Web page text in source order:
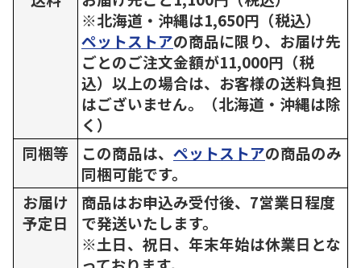
※北海道・沖縄は1,650円（税込）
ペットストアの商品に限り、お届け先
ごとのご注文金額が11,000円（税
込）以上の場合は、お客様の送料負担
はございません。（北海道・沖縄は除
く）
同梱等
この商品は、 ペットストアの商品のみ
同梱可能です。
お届け
予定日
商品はお申込み受付後、7営業日程度
で発送いたします。
※土日、祝日、年末年始は休業日とな